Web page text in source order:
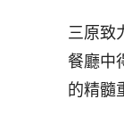
三原致
餐廳中
的精髓